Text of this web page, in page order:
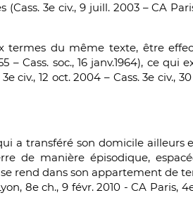
3e civ., 9 juill. 2003 – CA
termes du même texte, être
– Cass. soc., 16 janv.1964), ce qui
civ., 12 oct. 2004 – Cass. 3e civ., 30
a transféré son domicile ailleurs
de manière épisodique,
se rend dans son appartement de
8e ch., 9 févr. 2010 - CA Paris,